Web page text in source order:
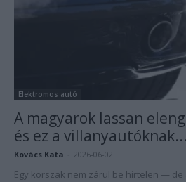
Elektromos autó
A magyarok lassan
és ez a villanyautóknak...
Kovács Kata 2026-06-02
Egy korszak nem zárul be hirtelen — de